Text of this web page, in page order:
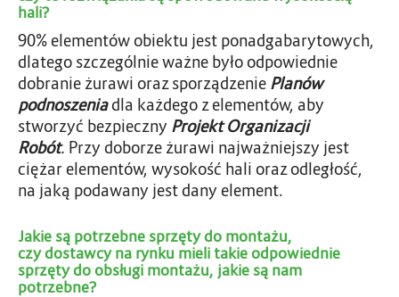
hali?
90% elementów obiektu jest ponadgabarytowych,
dlatego szczególnie ważne było odpowiednie
dobranie żurawi oraz sporządzenie Planów
podnoszeniadla każdego z elementów, aby
stworzyć bezpieczny Projekt Organizacji
Robót. Przy doborze żurawi najważniejszy jest
ciężar elementów, wysokość hali oraz odległość,
na jaką podawany jest dany element.
Jakie są potrzebne sprzęty do montażu,
czy dostawcy na rynku mieli takie odpowiednie
sprzęty do obsługi montażu, jakie są nam
potrzebne?